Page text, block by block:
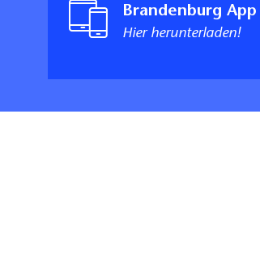
Brandenburg App
Hier herunterladen!